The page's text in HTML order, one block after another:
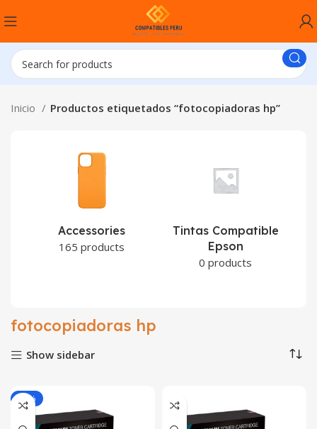
Inicio Productos etiquetados “fotocopiadoras hp”
Accessories
165 products
Tintas Compatible
Epson
0 products
fotocopiadoras hp
Show sidebar
-32%